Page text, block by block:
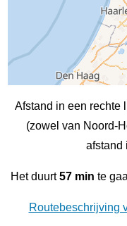
Afstand in een rechte
(zowel van Noord-
afstand
Het duurt57 min te
Routebeschrijving